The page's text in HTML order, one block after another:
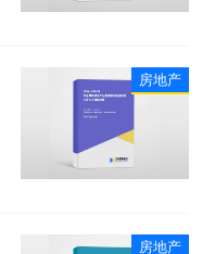
房地产
房地产